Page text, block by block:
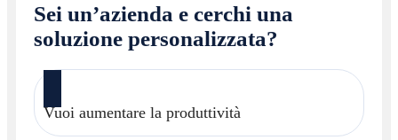
Sei un’azienda e cerchi una
soluzione personalizzata?
Vuoi aumentare la produttività